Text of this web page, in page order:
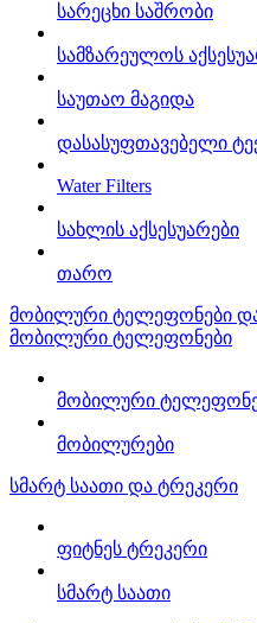
სარეცხი საშრობი
სამზარეულოს
საუთაო მაგიდა
დასასუფთავებელი
Water Filters
სახლის აქსესუარები
თარო
მობილური ტელეფონები
მობილური ტელეფონები
მობილური
მობილურები
სმარტ საათი და ტრეკერი
ფიტნეს ტრეკერი
სმარტ საათი